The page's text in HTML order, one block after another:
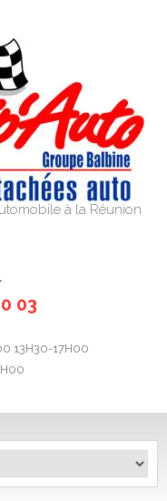
à la Réunion
03
13H30-17H00